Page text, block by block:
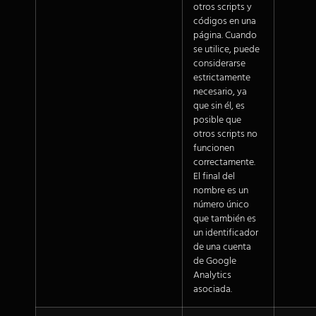
otros scripts y
códigos en una
página. Cuando
se utilice, puede
considerarse
estrictamente
necesario, ya
que sin él, es
posible que
otros scripts no
funcionen
correctamente.
El final del
nombre es un
número único
que también es
un identificador
de una cuenta
de Google
Analytics
asociada.